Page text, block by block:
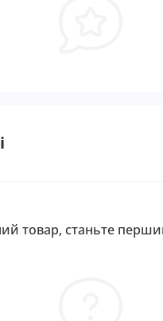
товар, станьте